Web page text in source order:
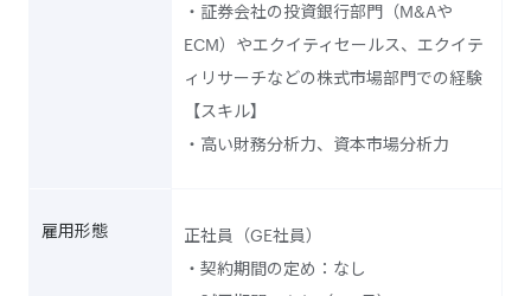
・証券会社の投資銀行部門（M&Aや
ECM）やエクイティセールス、エクイテ
ィリサーチなどの株式市場部門での経験
【スキル】
・高い財務分析力、資本市場分析力
雇用形態
正社員（GE社員）
・契約期間の定め：なし